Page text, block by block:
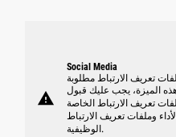
warning
Social Media
تعريف الارتباط مطلوبة
الميزة، يجب عليك قبول
تعريف الارتباط الخاصة
وملفات تعريف الارتباط
الوظيفية.